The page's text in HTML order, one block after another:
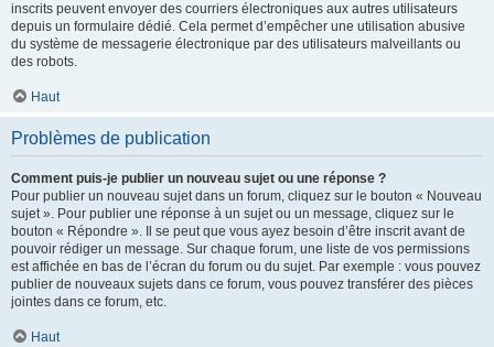
inscrits peuvent envoyer des courriers électroniques aux autres utilisateurs
depuis un formulaire dédié. Cela permet d’empêcher une utilisation abusive
du système de messagerie électronique par des utilisateurs malveillants ou
des robots.
Haut
Problèmes de publication
Comment puis-je publier un nouveau sujet ou une réponse ?
Pour publier un nouveau sujet dans un forum, cliquez sur le bouton « Nouveau
sujet ». Pour publier une réponse à un sujet ou un message, cliquez sur le
bouton « Répondre ». Il se peut que vous ayez besoin d’être inscrit avant de
pouvoir rédiger un message. Sur chaque forum, une liste de vos permissions
est affichée en bas de l’écran du forum ou du sujet. Par exemple : vous pouvez
publier de nouveaux sujets dans ce forum, vous pouvez transférer des pièces
jointes dans ce forum, etc.
Haut